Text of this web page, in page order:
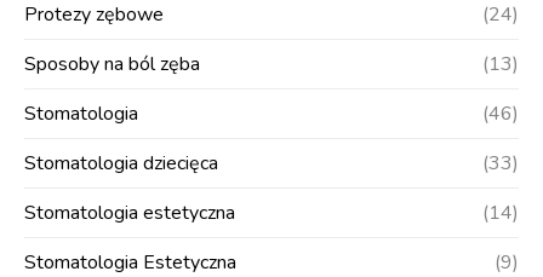
Protezy zębowe
(24)
Sposoby na ból zęba
(13)
Stomatologia
(46)
Stomatologia dziecięca
(33)
Stomatologia estetyczna
(14)
Stomatologia Estetyczna
(9)